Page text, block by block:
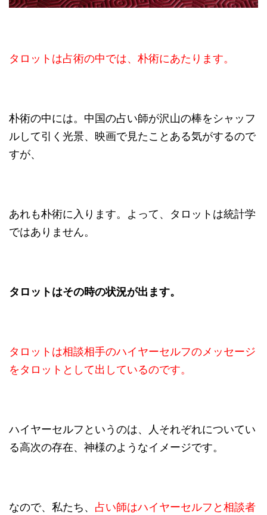
タロットは占術の中では、朴術にあたります。
朴術の中には。中国の占い師が沢山の棒をシャッフ
ルして引く光景、映画で見たことある気がするので
すが、
あれも朴術に入ります。よって、タロットは統計学
ではありません。
タロットはその時の状況が出ます。
タロットは相談相手のハイヤーセルフのメッセージ
をタロットとして出しているのです。
ハイヤーセルフというのは、人それぞれについてい
る高次の存在、神様のようなイメージです。
なので、私たち、 占い師はハイヤーセルフと相談者